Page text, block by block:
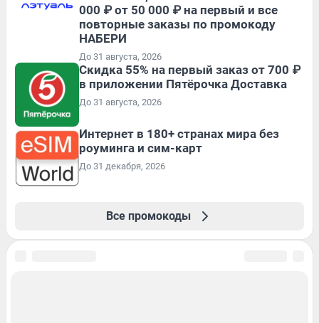
000 ₽ от 50 000 ₽ на первый и все
повторные заказы по промокоду
НАБЕРИ
До 31 августа, 2026
Скидка 55% на первый заказ от 700 ₽
в приложении Пятёрочка Доставка
До 31 августа, 2026
Интернет в 180+ странах мира без
роуминга и сим-карт
До 31 декабря, 2026
Все промокоды